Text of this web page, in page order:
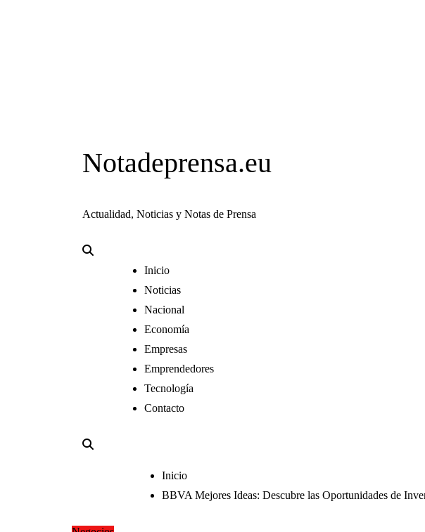
Notadeprensa.eu
Actualidad, Noticias y Notas de Prensa
Inicio
Noticias
Nacional
Economía
Empresas
Emprendedores
Tecnología
Contacto
Inicio
BBVA Mejores Ideas: Descubre las Oportunidades de